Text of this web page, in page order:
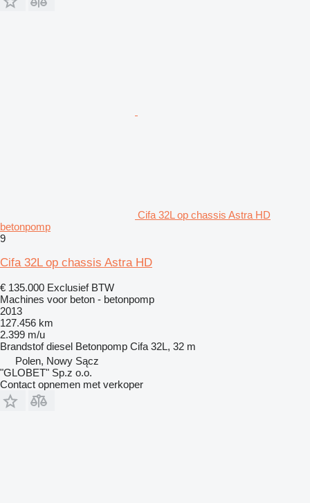
Cifa 32L op chassis Astra HD
betonpomp
9
Cifa 32L op chassis Astra HD
€ 135.000 Exclusief BTW
Machines voor beton - betonpomp
2013
127.456 km
2.399 m/u
Brandstof diesel Betonpomp Cifa 32L, 32 m
Polen, Nowy Sącz
"GLOBET" Sp.z o.o.
Contact opnemen met verkoper